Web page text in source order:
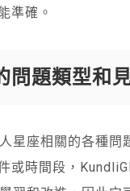
準確。
問題類型和
星座相關的各種
或時間段，